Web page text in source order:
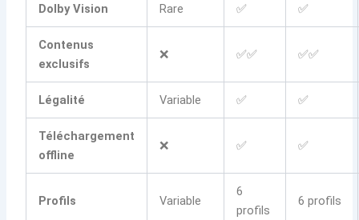
Dolby Vision Rare ✅ ✅
Contenus
exclusifs
❌ ✅✅ ✅✅
Légalité Variable ✅ ✅
Téléchargement
offline
❌ ✅ ✅
Profils Variable
6
profils
6 profils